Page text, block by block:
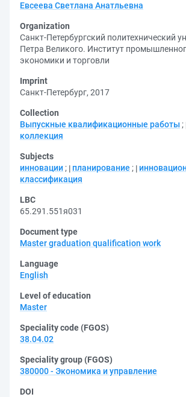
Евсеева Светлана Анатльевна
Organization
Санкт-Петербургский политехнический
Петра Великого. Институт
экономики и торговли
Imprint
Санкт-Петербург, 2017
Collection
Выпускные квалификационные работы ;
коллекция
Subjects
инновации ; планирование ;
классификация
LBC
65.291.551я031
Document type
Master graduation qualification work
Language
English
Level of education
Master
Speciality code (FGOS)
38.04.02
Speciality group (FGOS)
380000 - Экономика и управление
DOI